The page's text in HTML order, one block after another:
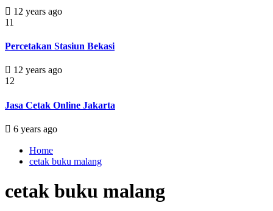
12 years ago
11
Percetakan Stasiun Bekasi
12 years ago
12
Jasa Cetak Online Jakarta
6 years ago
Home
cetak buku malang
cetak buku malang